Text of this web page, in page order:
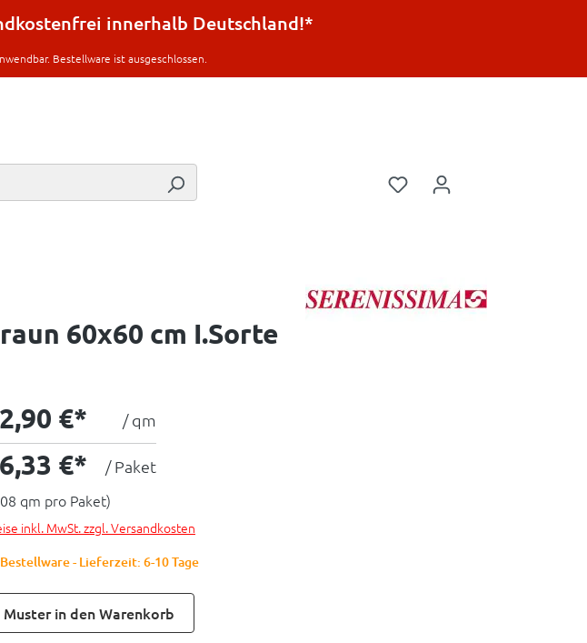
innerhalb Deutschland!*
Bestellware ist ausgeschlossen.
60x60 cm I.Sorte
€* / qm
€* / Paket
qm pro Paket)
inkl. MwSt. zzgl. Versandkosten
Bestellware - Lieferzeit: 6-10 Tage
Muster in den Warenkorb